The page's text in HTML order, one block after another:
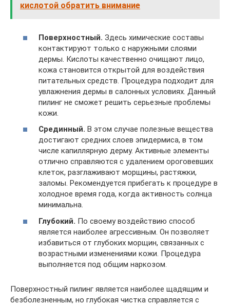
кислотой обратить внимание
Поверхностный. Здесь химические составы
контактируют только с наружными слоями
дермы. Кислоты качественно очищают лицо,
кожа становится открытой для воздействия
питательных средств. Процедура подходит для
увлажнения дермы в салонных условиях. Данный
пилинг не сможет решить серьезные проблемы
кожи.
Срединный. В этом случае полезные вещества
достигают средних слоев эпидермиса, в том
числе капиллярную дерму. Активные элементы
отлично справляются с удалением ороговевших
клеток, разглаживают морщины, растяжки,
заломы. Рекомендуется прибегать к процедуре в
холодное время года, когда активность солнца
минимальна.
Глубокий. По своему воздействию способ
является наиболее агрессивным. Он позволяет
избавиться от глубоких морщин, связанных с
возрастными изменениями кожи. Процедура
выполняется под общим наркозом.
Поверхностный пилинг является наиболее щадящим и
безболезненным, но глубокая чистка справляется с